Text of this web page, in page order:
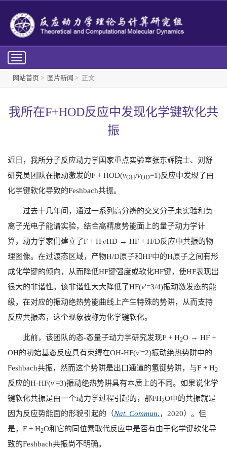
Toggle
navigation
网站首页 > 图片新闻 > 正文
我所在F+HOD反应中发现化学键软化共
振
近日，我所分子反应动力学国家重点实验室张东辉院士、刘舒
研究员团队在振动激发的F + HOD(vOH/vOD=1)反应中发现了由
化学键软化导致的Feshbach共振。
过去十几年间，通过一系列高分辨的交叉分子束实验和负
离子光电子能谱实验，结合高精度势能面上的量子动力学计
算，动力学家们建立了F + H2/HD → HF + H/D反应中共振的物
理图像。在过渡态区域，产物H/D原子和HF中的H原子之间有形
成化学键的倾向，从而降低HF键强度或软化HF键，使HF表现出
很大的非谐性。该非谐性大大降低了HF(v'=3/4)振动激发态的能
级，在对应的振动绝热势能曲线上产生特殊的势阱，从而支持
反应共振态，这个现象被称为化学键软化。
此前，该团队的态-态量子动力学研究发现F + H2O → HF +
OH的初始基态反应具有束缚在OH-HF(v'=2)振动绝热势阱中的
Feshbach共振，然而这个势阱是出口通道的氢键势阱，与F + H2
反应的H-HF(v'=3)振动绝热势阱具有本质上的不同。如果说化学
键软化共振是由一个动力学过程引起的，那FH2O中的共振就是
因为反应势能面的形貌引起的（Nat. Commun.，2020） 。但
是， F + H2O和它的同位素取代反应中是否有由于化学键软化导
致的Feshbach共振尚不明确。